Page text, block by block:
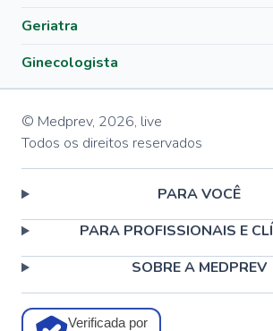
Geriatra
Ginecologista
© Medprev, 2026, live
Todos os direitos reservados
PARA VOCÊ
PARA PROFISSIONAIS E
SOBRE A MEDPREV
Verificada por